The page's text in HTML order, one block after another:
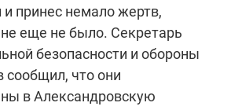
принес немало жертв,
еще не было. Секретарь
безопасности и обороны
сообщил, что они
в Александровскую